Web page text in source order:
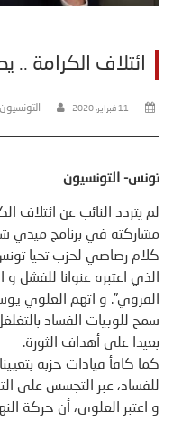
ائتلاف الكرامة ..
11 فبراير، 2020 التونسيون
تونس- التونسيون
لم يتردد النائب عن ائتلاف
مشاركته في برنامج ميدي
كلام رصاصي لحزب تحيا
الذي اعتبره عنوانا للفشل
القروي”. و اتهم العلوي
سمح للوبيات الفساد
بعيدا على أهداف الثورة.
كما كافأ قيادات حزبه
للفساد، عبر التجسس على
و اعتبر العلوي، أن حركة